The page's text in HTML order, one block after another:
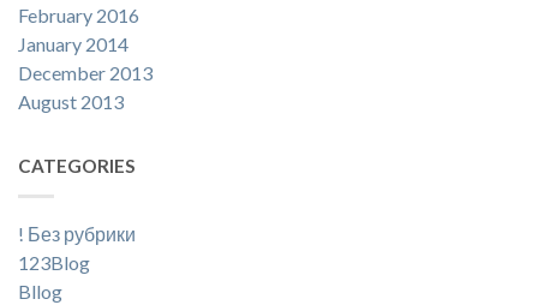
February 2016
January 2014
December 2013
August 2013
CATEGORIES
! Без рубрики
123Blog
Bllog